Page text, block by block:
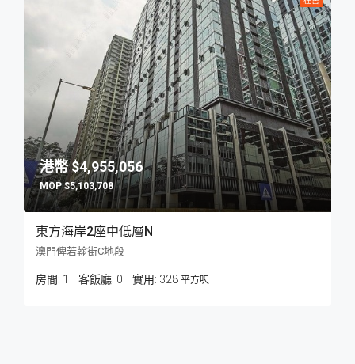
$4,955,056
$5,103,708
東方海岸2座中低層N
澳門俾若翰街C地段
房間: 1 客飯廳: 0 328 平方呎